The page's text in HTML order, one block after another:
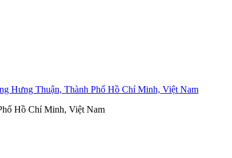
Hưng Thuận, Thành Phố Hồ Chí Minh, Việt Nam
Hồ Chí Minh, Việt Nam